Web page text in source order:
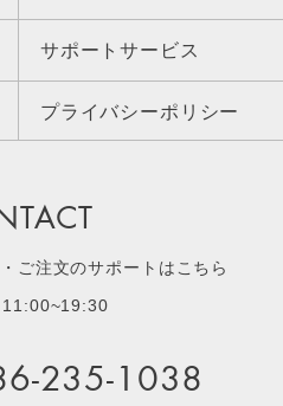
サポートサービス
プライバシーポリシー
ご注文のサポートはこちら
11:00~19:30
235-1038